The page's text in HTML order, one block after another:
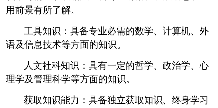
用前景有所了解。
工具知识：具备专业必需的数学、计算机、外
语及信息技术等方面的知识。
人文社科知识：具有一定的哲学、政治学、心
理学及管理科学等方面的知识。
获取知识能力：具备独立获取知识、终身学习